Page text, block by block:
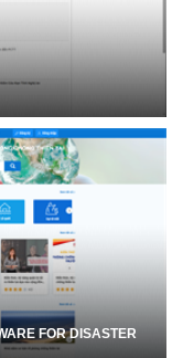
FOR DISASTER